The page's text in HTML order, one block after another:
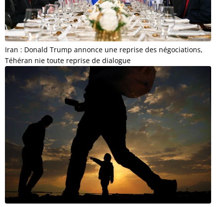
Iran : Donald Trump annonce une reprise des négociations,
Téhéran nie toute reprise de dialogue